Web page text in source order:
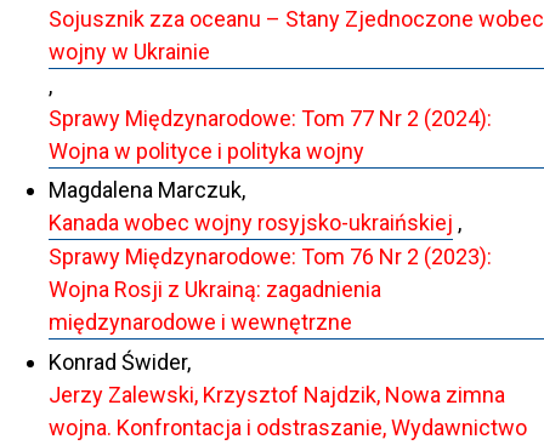
Sojusznik zza oceanu – Stany Zjednoczone wobec
wojny w Ukrainie
,
Sprawy Międzynarodowe: Tom 77 Nr 2 (2024):
Wojna w polityce i polityka wojny
Magdalena Marczuk,
Kanada wobec wojny rosyjsko-ukraińskiej ,
Sprawy Międzynarodowe: Tom 76 Nr 2 (2023):
Wojna Rosji z Ukrainą: zagadnienia
międzynarodowe i wewnętrzne
Konrad Świder,
Jerzy Zalewski, Krzysztof Najdzik, Nowa zimna
wojna. Konfrontacja i odstraszanie, Wydawnictwo